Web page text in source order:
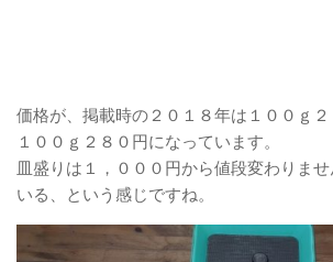
価格が、掲載時の２０１８年は１００ｇ２
１００ｇ２８０円になっています。
皿盛りは１，０００円から値段変わりま
いる、という感じですね。